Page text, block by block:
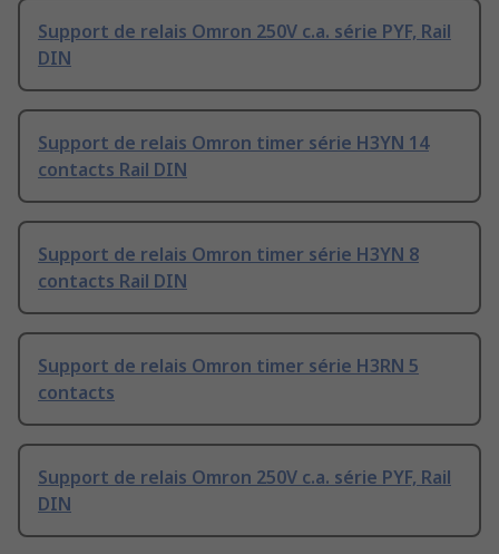
Support de relais Omron 250V c.a. série PYF, Rail
DIN
Support de relais Omron timer série H3YN 14
contacts Rail DIN
Support de relais Omron timer série H3YN 8
contacts Rail DIN
Support de relais Omron timer série H3RN 5
contacts
Support de relais Omron 250V c.a. série PYF, Rail
DIN